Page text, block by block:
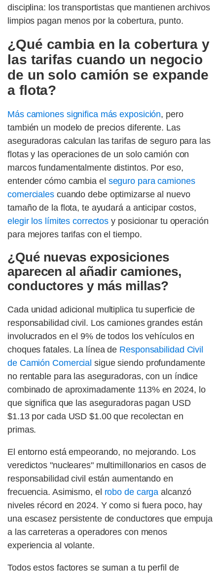
disciplina: los transportistas que mantienen archivos
limpios pagan menos por la cobertura, punto.
¿Qué cambia en la cobertura y
las tarifas cuando un negocio
de un solo camión se expande
a flota?
Más camiones significa más exposición, pero
también un modelo de precios diferente. Las
aseguradoras calculan las tarifas de seguro para las
flotas y las operaciones de un solo camión con
marcos fundamentalmente distintos. Por eso,
entender cómo cambia el seguro para camiones
comercialescuando debe optimizarse al nuevo
tamaño de la flota, te ayudará a anticipar costos,
elegir los límites correctos y posicionar tu operación
para mejores tarifas con el tiempo.
¿Qué nuevas exposiciones
aparecen al añadir camiones,
conductores y más millas?
Cada unidad adicional multiplica tu superficie de
responsabilidad civil. Los camiones grandes están
involucrados en el 9% de todos los vehículos en
choques fatales. La línea de Responsabilidad Civil
de Camión Comercial sigue siendo profundamente
no rentable para las aseguradoras, con un índice
combinado de aproximadamente 113% en 2024, lo
que significa que las aseguradoras pagan USD
$1.13 por cada USD $1.00 que recolectan en
primas.
El entorno está empeorando, no mejorando. Los
veredictos "nucleares" multimillonarios en casos de
responsabilidad civil están aumentando en
frecuencia. Asimismo, el robo de carga alcanzó
niveles récord en 2024. Y como si fuera poco, hay
una escasez persistente de conductores que empuja
a las carreteras a operadores con menos
experiencia al volante.
Todos estos factores se suman a tu perfil de